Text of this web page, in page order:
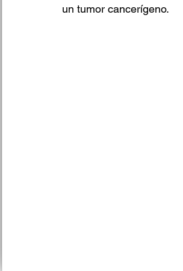
un tumor cancerígeno.